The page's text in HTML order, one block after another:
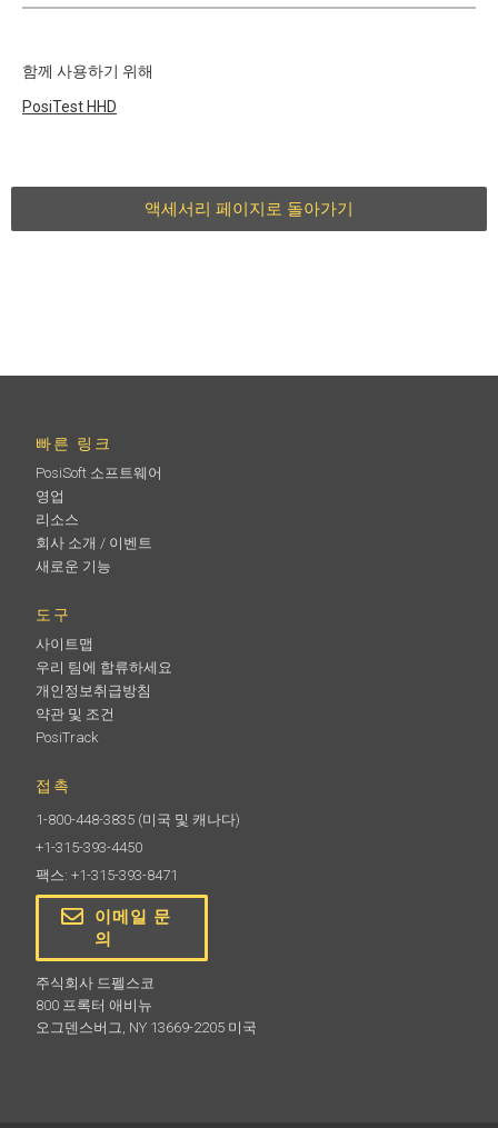
함께 사용하기 위해
PosiTest HHD
액세서리 페이지로 돌아가기
빠른 링크
PosiSoft 소프트웨어
영업
리소스
회사 소개 / 이벤트
새로운 기능
도구
사이트맵
우리 팀에 합류하세요
개인정보취급방침
약관 및 조건
PosiTrack
접촉
1-800-448-3835 (미국 및 캐나다)
+1-315-393-4450
팩스: +1-315-393-8471
이메일 문
의
주식회사 드펠스코
800 프록터 애비뉴
오그덴스버그, NY 13669-2205 미국